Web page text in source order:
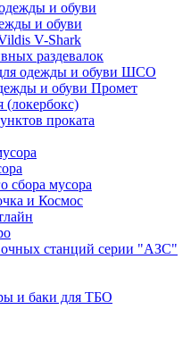
и обуви
V-Shark
раздевалок
одежды и обуви ШСО
и обуви Промет
проката
сбора мусора
и Космос
станций серии "АЗС"
и баки для ТБО